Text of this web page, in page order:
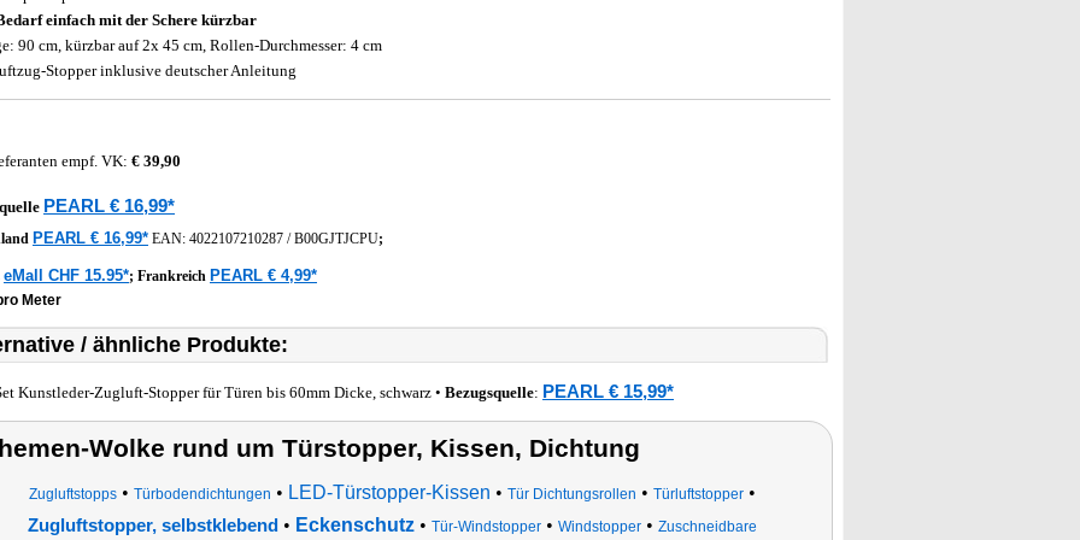
einfach mit der Schere kürzbar
90 cm, kürzbar auf 2x 45 cm, Rollen-Durchmesser: 4 cm
Stopper inklusive deutscher Anleitung
empf. VK: € 39,90
PEARL € 16,99*
PEARL € 16,99* EAN: 4022107210287 /B00GJTJCPU;
eMall CHF 15.95*; Frankreich PEARL € 4,99*
Meter
/ ähnliche Produkte:
Kunstleder-Zugluft-Stopper für Türen bis 60mm Dicke, schwarz • Bezugsquelle: PEARL € 15,99*
Wolke rund um Türstopper, Kissen, Dichtung
Zugluftstopps• Türbodendichtungen • LED-Türstopper-Kissen • Tür Dichtungsrollen • Türluftstopper•
Zugluftstopper, selbstklebend• Eckenschutz• Tür-Windstopper• Windstopper• Zuschneidbare